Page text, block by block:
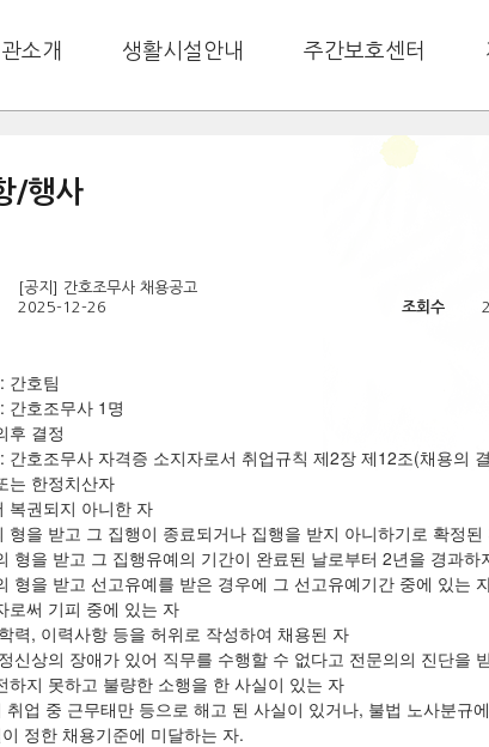
소개 생활시설안내 주간보호센터
/행사
[공지] 간호조무사 채용공고
2025-12-26 조회수
간호팀
간호조무사 1명
후 결정
간호조무사 자격증 소지자로서 취업규칙 제2장 제12조(채용의
는 한정치산자
복권되지 아니한 자
형을 받고 그 집행이 종료되거나 집행을 받지 아니하기로 확정
형을 받고 그 집행유예의 기간이 완료된 날로부터 2년을 경과하
형을 받고 선고유예를 받은 경우에 그 선고유예기간 중에 있는
로써 기피 중에 있는 자
력, 이력사항 등을 허위로 작성하여 채용된 자
신상의 장애가 있어 직무를 수행할 수 없다고 전문의의 진단을
하지 못하고 불량한 소행을 한 사실이 있는 자
취업 중 근무태만 등으로 해고 된 사실이 있거나, 불법 노사분규
정한 채용기준에 미달하는 자.